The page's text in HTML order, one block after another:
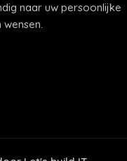
naar uw persoonlijke
wensen.